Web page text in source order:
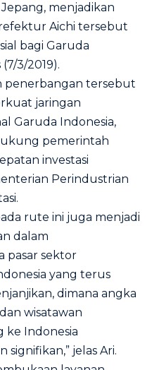
menjadikan
Aichi tersebut
bagi Garuda
3/2019).
penerbangan tersebut
jaringan
Garuda Indonesia,
pemerintah
investasi
Perindustrian
rute ini juga menjadi
dalam
pasar sektor
yang terus
dimana angka
wisatawan
ke Indonesia
jelas Ari.